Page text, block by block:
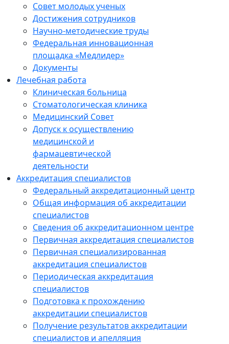
Совет молодых ученых
Достижения сотрудников
Научно-методические труды
Федеральная инновационная
площадка «Медлидер»
Документы
Лечебная работа
Клиническая больница
Стоматологическая клиника
Медицинский Совет
Допуск к осуществлению
медицинской и
фармацевтической
деятельности
Аккредитация специалистов
Федеральный аккредитационный центр
Общая информация об аккредитации
специалистов
Сведения об аккредитационном центре
Первичная аккредитация специалистов
Первичная специализированная
аккредитация специалистов
Периодическая аккредитация
специалистов
Подготовка к прохождению
аккредитации специалистов
Получение результатов аккредитации
специалистов и апелляция